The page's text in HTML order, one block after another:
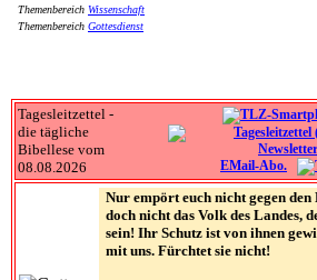
Themenbereich Wissenschaft
Themenbereich Gottesdienst
Tagesleitzettel -
die tägliche
Bibellese vom
08.08.2026
EMail-Abo.
Nur empört euch nicht gegen
doch nicht das Volk des Landes,
sein! Ihr Schutz ist von ihnen
mit uns. Fürchtet sie nicht!